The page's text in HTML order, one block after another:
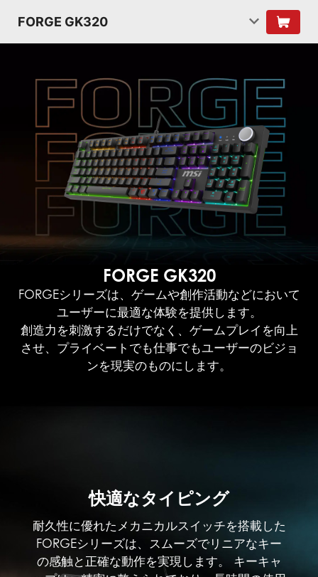
FORGE GK320
FORGE GK320
FORGEシリーズは、ゲームや創作活動などにおいて
ユーザーに最適な体験を提供します。
創造力を刺激するだけでなく、ゲームプレイを向上
させ、プライベートでも仕事でもユーザーのビジョ
ンを現実のものにします。
快適なタイピング
耐久性に優れたメカニカルスイッチを搭載した
FORGEシリーズは、スムーズでリニアなキー
の感触と正確な動作を実現します。 キーキャ